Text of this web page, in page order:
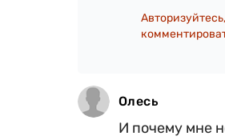
Олесь
И почему мне